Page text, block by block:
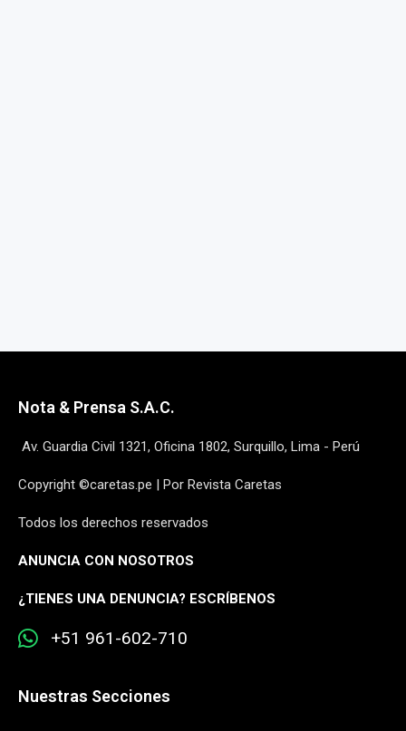
Nota & Prensa S.A.C.
Av. Guardia Civil 1321, Oficina 1802, Surquillo, Lima - Perú
Copyright ©caretas.pe | Por Revista Caretas
Todos los derechos reservados
ANUNCIA CON NOSOTROS
¿TIENES UNA DENUNCIA? ESCRÍBENOS
+51 961-602-710
Nuestras Secciones